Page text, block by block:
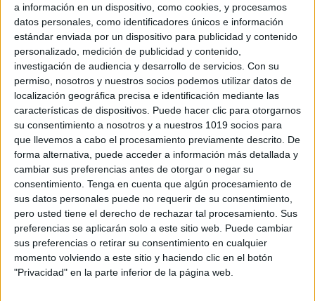
a información en un dispositivo, como cookies, y procesamos
datos personales, como identificadores únicos e información
estándar enviada por un dispositivo para publicidad y contenido
personalizado, medición de publicidad y contenido,
investigación de audiencia y desarrollo de servicios. Con su
permiso, nosotros y nuestros socios podemos utilizar datos de
localización geográfica precisa e identificación mediante las
características de dispositivos. Puede hacer clic para otorgarnos
su consentimiento a nosotros y a nuestros 1019 socios para
que llevemos a cabo el procesamiento previamente descrito. De
forma alternativa, puede acceder a información más detallada y
cambiar sus preferencias antes de otorgar o negar su
consentimiento. Tenga en cuenta que algún procesamiento de
sus datos personales puede no requerir de su consentimiento,
pero usted tiene el derecho de rechazar tal procesamiento. Sus
preferencias se aplicarán solo a este sitio web. Puede cambiar
sus preferencias o retirar su consentimiento en cualquier
momento volviendo a este sitio y haciendo clic en el botón
"Privacidad" en la parte inferior de la página web.
REGISTRO DE ASISTENCIA COLORIDO
2023-2024 editable en power point
Publicado el 18 julio, 2023
REGISTRO DE ASISTENCIA COLORIDO 2023-2024
Llevar un registro de asistencia de nuestros alumnos
durante el curso escolar es de suma importancia por
diversas razones: Cumplimiento legal: En muchos
países, las […]
SEGUIR LEYENDO
Buscar